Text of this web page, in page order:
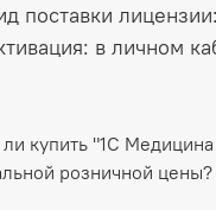
поставки
в личном
купить "1С
розничной цены?